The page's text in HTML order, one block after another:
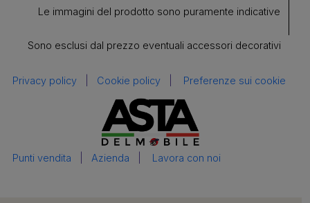
Le immagini del prodotto sono puramente indicative
Sono esclusi dal prezzo eventuali accessori decorativi
Privacy policy Cookie policy Preferenze sui cookie
Punti vendita Azienda Lavora con noi